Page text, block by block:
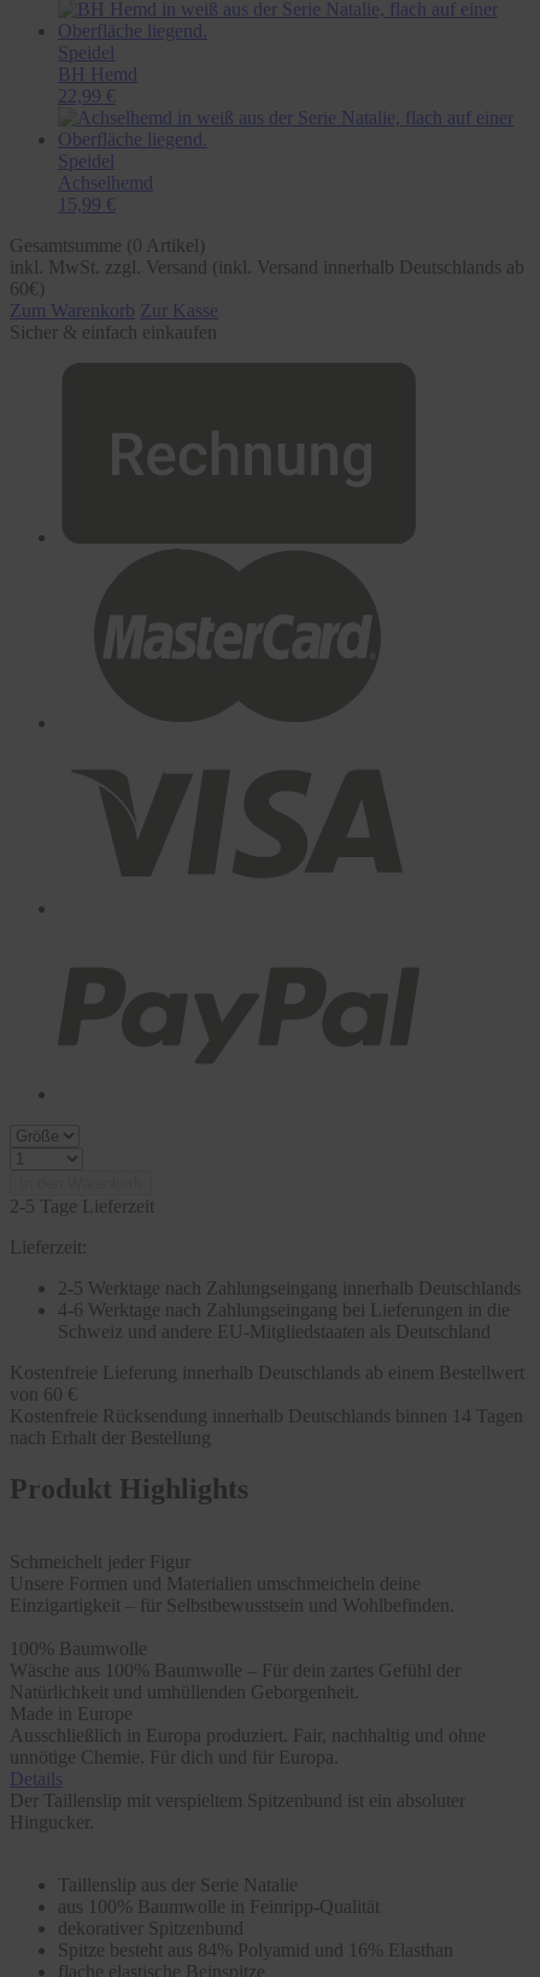
Speidel
BH Hemd
22,99 €
Speidel
Achselhemd
15,99 €
Gesamtsumme (0 Artikel)
inkl. MwSt. zzgl. Versand (inkl. Versand innerhalb Deutschlands ab
60€)
Zum Warenkorb Zur Kasse
Sicher & einfach einkaufen
2-5 Tage Lieferzeit
Lieferzeit:
2-5 Werktage nach Zahlungseingang innerhalb Deutschlands
4-6 Werktage nach Zahlungseingang bei Lieferungen in die
Schweiz und andere EU-Mitgliedstaaten als Deutschland
Kostenfreie Lieferung innerhalb Deutschlands ab einem Bestellwert
von 60 €
Kostenfreie Rücksendung innerhalb Deutschlands binnen 14 Tagen
nach Erhalt der Bestellung
Produkt Highlights
Schmeichelt jeder Figur
Unsere Formen und Materialien umschmeicheln deine
Einzigartigkeit – für Selbstbewusstsein und Wohlbefinden.
100% Baumwolle
Wäsche aus 100% Baumwolle – Für dein zartes Gefühl der
Natürlichkeit und umhüllenden Geborgenheit.
Made in Europe
Ausschließlich in Europa produziert. Fair, nachhaltig und ohne
unnötige Chemie. Für dich und für Europa.
Details
Der Taillenslip mit verspieltem Spitzenbund ist ein absoluter
Hingucker.
Taillenslip aus der Serie Natalie
aus 100% Baumwolle in Feinripp-Qualität
dekorativer Spitzenbund
Spitze besteht aus 84% Polyamid und 16% Elasthan
flache elastische Beinspitze